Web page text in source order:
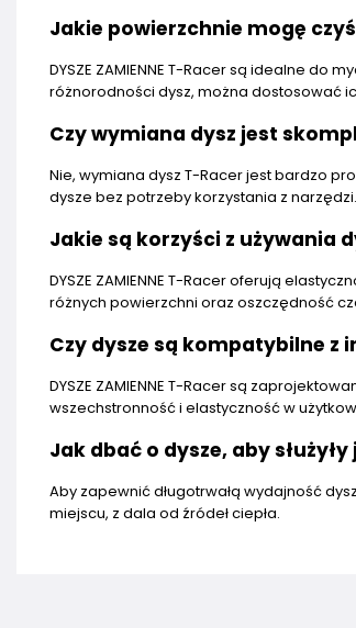
Jakie powierzchnie mogę
DYSZE ZAMIENNE T-Racer są idealne
różnorodności dysz, można dostosować
Czy wymiana dysz jest
Nie, wymiana dysz T-Racer jest bardzo
dysze bez potrzeby korzystania z narzędzi.
Jakie są korzyści z używania
DYSZE ZAMIENNE T-Racer oferują
różnych powierzchni oraz oszczędność
Czy dysze są kompatybilne z
DYSZE ZAMIENNE T-Racer są
wszechstronność i elastyczność w
Jak dbać o dysze, aby służyły
Aby zapewnić długotrwałą wydajność
miejscu, z dala od źródeł ciepła.